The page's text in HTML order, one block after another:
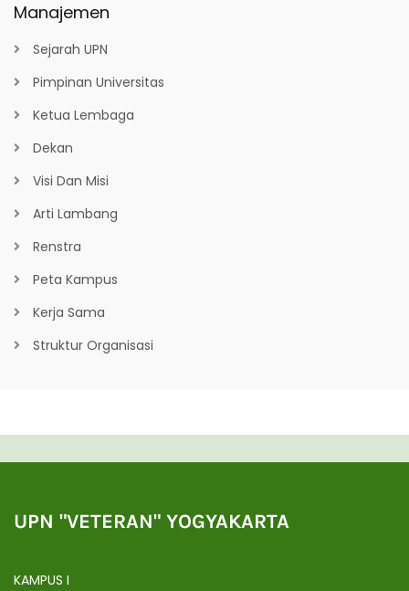
Manajemen
Sejarah UPN
Pimpinan Universitas
Ketua Lembaga
Dekan
Visi Dan Misi
Arti Lambang
Renstra
Peta Kampus
Kerja Sama
Struktur Organisasi
UPN "VETERAN" YOGYAKARTA
KAMPUS I